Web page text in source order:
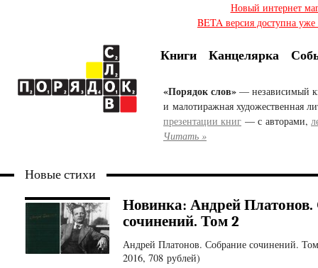
Новый интернет
BETA версия доступна
Книги Канцелярка
«Порядок слов» — независимый
и малотиражная художественная
презентации книг — с авторами,
Читать »
Новые стихи
Новинка: Андрей Платонов.
сочинений. Том 2
Андрей Платонов. Собрание сочинений.
2016, 708 рублей)